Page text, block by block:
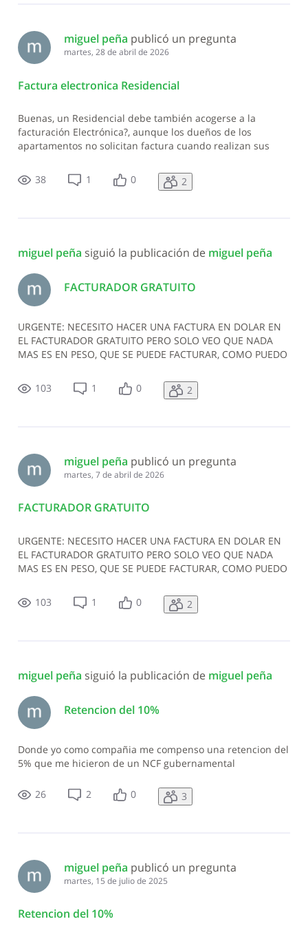
miguel peña publicó un pregunta
martes, 28 de abril de 2026
Factura electronica Residencial
Buenas, un Residencial debe también acogerse a la
facturación Electrónica?, aunque los dueños de los
apartamentos no solicitan factura cuando realizan sus
38
1 0 2
miguel peña siguió la publicación de miguel peña
FACTURADOR GRATUITO
URGENTE: NECESITO HACER UNA FACTURA EN DOLAR EN
EL FACTURADOR GRATUITO PERO SOLO VEO QUE NADA
MAS ES EN PESO, QUE SE PUEDE FACTURAR, COMO PUEDO
103
1 0 2
miguel peña publicó un pregunta
martes, 7 de abril de 2026
FACTURADOR GRATUITO
URGENTE: NECESITO HACER UNA FACTURA EN DOLAR EN
EL FACTURADOR GRATUITO PERO SOLO VEO QUE NADA
MAS ES EN PESO, QUE SE PUEDE FACTURAR, COMO PUEDO
103
1 0 2
miguel peña siguió la publicación de miguel peña
Retencion del 10%
Donde yo como compañia me compenso una retencion del
5% que me hicieron de un NCF gubernamental
26 2 0 3
miguel peña publicó un pregunta
martes, 15 de julio de 2025
Retencion del 10%